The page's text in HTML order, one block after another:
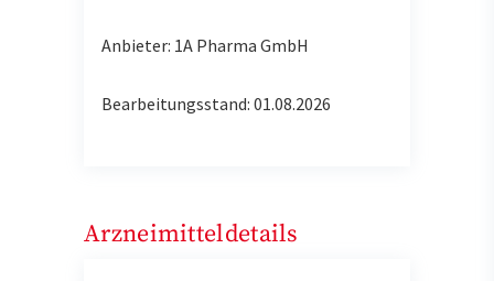
Anbieter: 1A Pharma GmbH
Bearbeitungsstand: 01.08.2026
Arzneimitteldetails